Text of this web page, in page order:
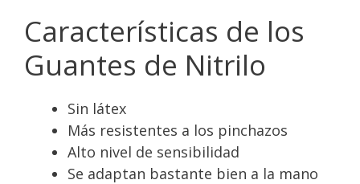
Características de los
Guantes de Nitrilo
Sin látex
Más resistentes a los pinchazos
Alto nivel de sensibilidad
Se adaptan bastante bien a la mano